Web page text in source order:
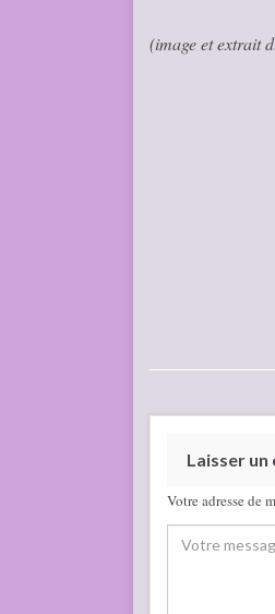
(image et extrait
Laisser
Votre adresse de